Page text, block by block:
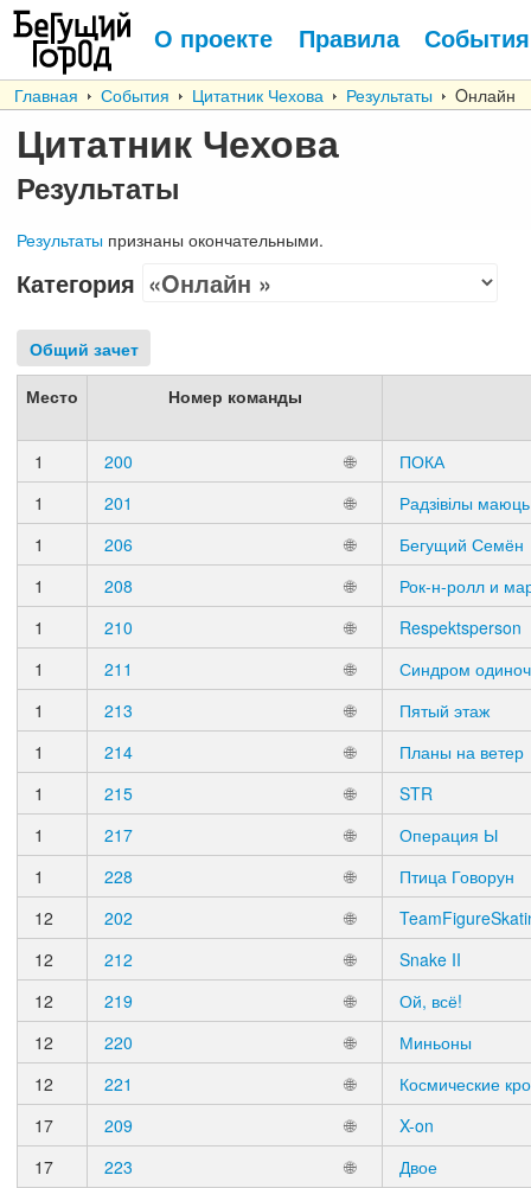
О проекте Правила События
Главная События Цитатник Чехова Результаты Oнлайн
Цитатник Чехова
Результаты
Результаты признаны окончательными.
Категория
Общий зачет
Место Номер команды
1 200 🌐
ПОКА
1
201 🌐
Радзівілы
1
206 🌐
Бегущий Семён
1
208 🌐
Рок-н-ролл и
1
210 🌐
Respektsperson
1
211 🌐
Синдром
1
213 🌐
Пятый этаж
1
214 🌐
Планы на ветер
1
215 🌐
STR
1
217 🌐
Операция Ы
1
228 🌐
Птица Говорун
12
202 🌐
12
212 🌐
Snake II
12
219 🌐
Ой, всё!
12
220 🌐
Миньоны
12
221 🌐
Космические
17
209 🌐
X-on
17
223 🌐
Двое